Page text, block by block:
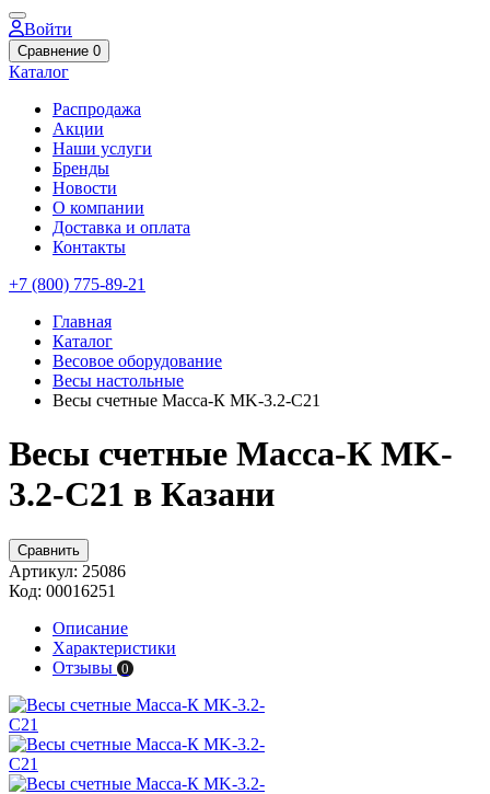
Войти
Сравнение 0
Каталог
Распродажа
Акции
Наши услуги
Бренды
Новости
О компании
Доставка и оплата
Контакты
+7 (800) 775-89-21
Главная
Каталог
Весовое оборудование
Весы настольные
Весы счетные Масса-К MK-3.2-С21
Весы счетные Масса-К MK-
3.2-С21 в Казани
Сравнить
Артикул: 25086
Код: 00016251
Описание
Характеристики
Отзывы 0